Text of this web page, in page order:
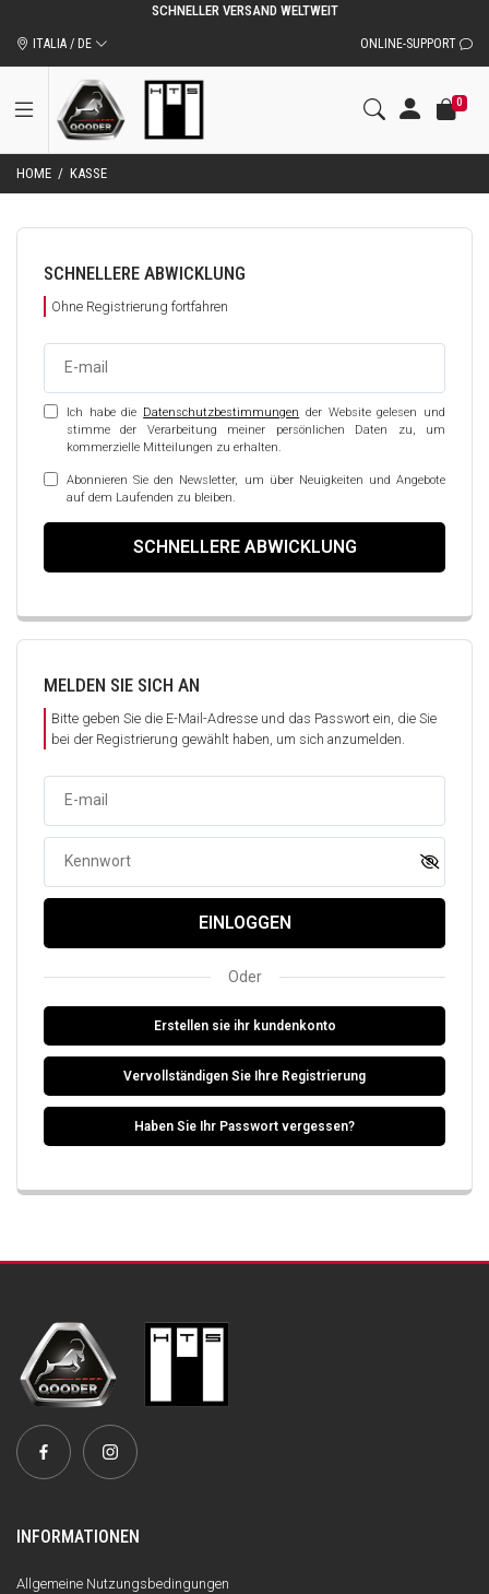
SCHNELLER VERSAND WELTWEIT
ITALIA / DE ONLINE-SUPPORT
0
HOME / KASSE
SCHNELLERE ABWICKLUNG
Ohne Registrierung fortfahren
Ich habe die Datenschutzbestimmungen der Website gelesen und
stimme der Verarbeitung meiner persönlichen Daten zu, um
kommerzielle Mitteilungen zu erhalten.
Abonnieren Sie den Newsletter, um über Neuigkeiten und Angebote
auf dem Laufenden zu bleiben.
SCHNELLERE ABWICKLUNG
MELDEN SIE SICH AN
Bitte geben Sie die E-Mail-Adresse und das Passwort ein, die Sie
bei der Registrierung gewählt haben, um sich anzumelden.
EINLOGGEN
Oder
Erstellen sie ihr kundenkonto
Vervollständigen Sie Ihre Registrierung
Haben Sie Ihr Passwort vergessen?
INFORMATIONEN
Allgemeine Nutzungsbedingungen